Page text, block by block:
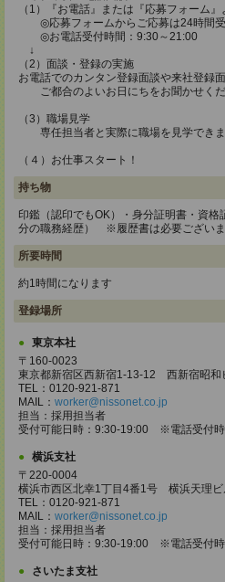
（1）『お電話』または『応募フォーム』
◎応募フォームからご応募は24時間受
◎お電話受付時間：9:30～21:00
↓
（2）面談・登録の実施
お電話でのカンタン登録面談や来社登録
ご都合のよいお日にちをお聞かせくだ
（3）職場見学
専任担当者と実際に職場を見学できま
（４）お仕事スタート！
持ち物
印鑑（認印でもOK）・身分証明書・資
分の職務経歴） ※履歴書は必要ござい
所要時間
約1時間になります
登録場所
東京本社
〒160-0023
東京都新宿区西新宿1-13-12 西新宿昭和
TEL：0120-921-871
MAIL： worker@nissonet.co.jp
担当：採用担当者
受付可能日時：9:30-19:00 ※電話受付
横浜支社
〒220-0004
横浜市西区北幸1丁目4番1号 横浜天理ビ
TEL：0120-921-871
MAIL： worker@nissonet.co.jp
担当：採用担当者
受付可能日時：9:30-19:00 ※電話受付
さいたま支社